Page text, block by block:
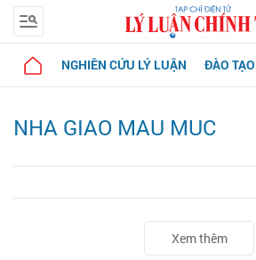
NGHIÊN CỨU LÝ LUẬN ĐÀO
NHA GIAO MAU MUC
Xem thêm